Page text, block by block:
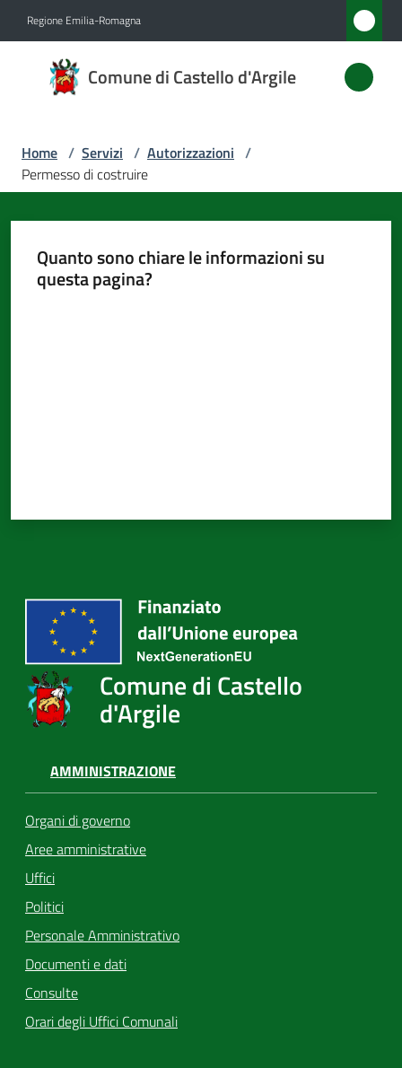
Regione Emilia-Romagna
Comune di Castello d'Argile
Comune
di
d'Argile
Amministrazione
Novità
Amministrazione
Tutti
argomenti...
Seguici
Home / Servizi / Autorizzazioni /
Permesso di costruire
Quanto sono chiare le informazioni su
questa pagina?
Comune di Castello
d'Argile
AMMINISTRAZIONE
Organi di governo
Aree amministrative
Uffici
Politici
Personale Amministrativo
Documenti e dati
Consulte
Orari degli Uffici Comunali